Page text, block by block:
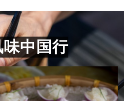
中国行